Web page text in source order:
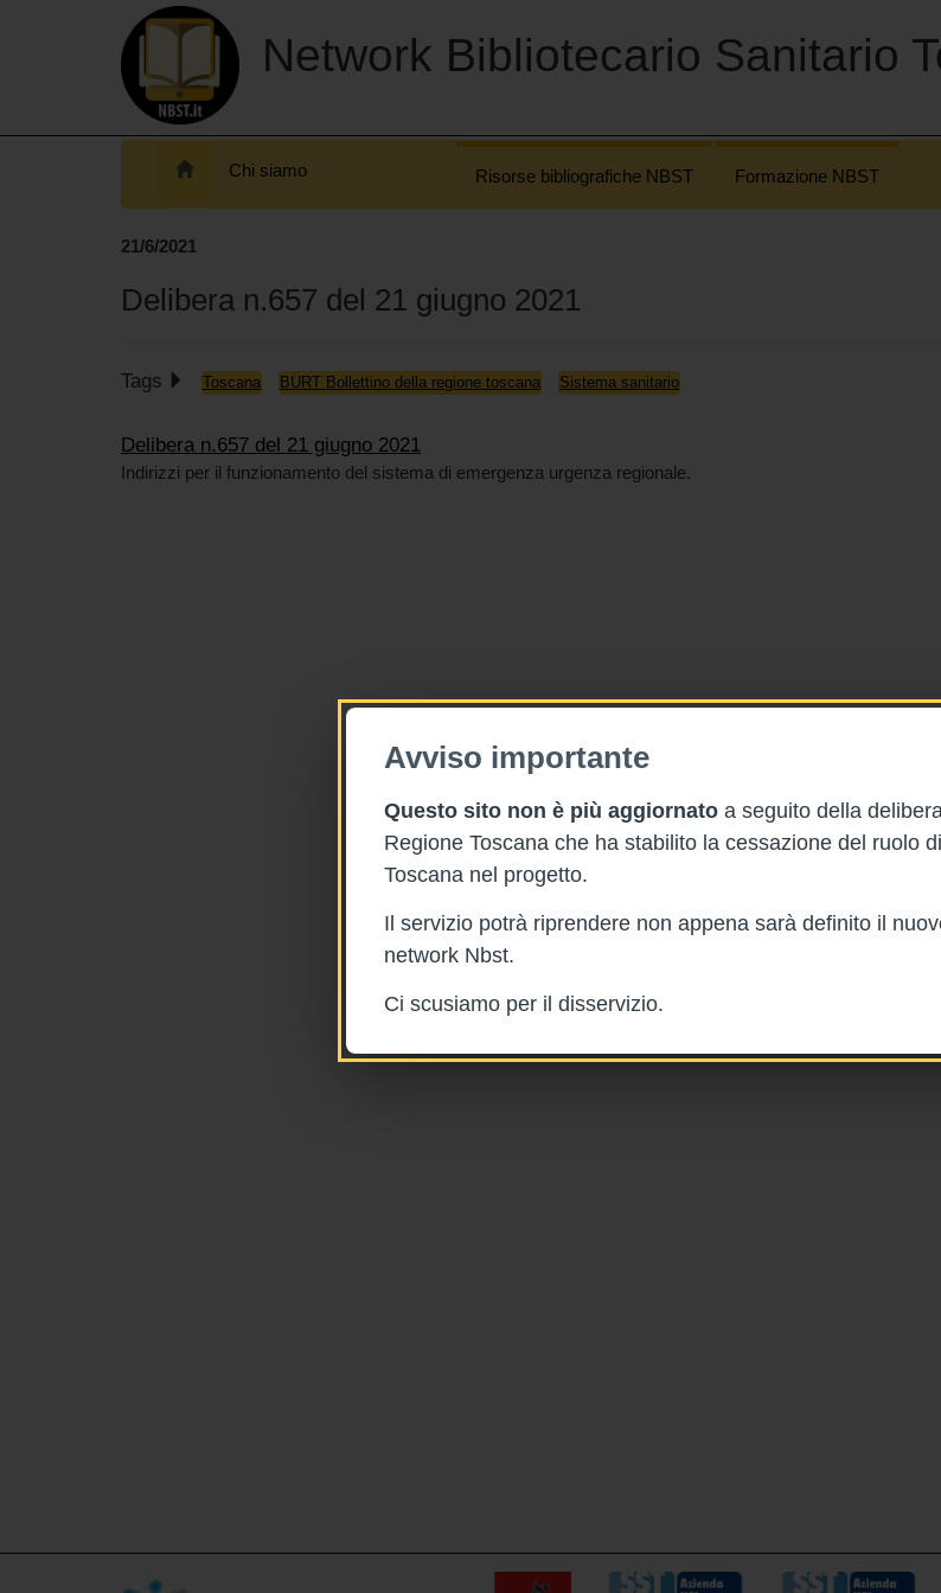
Avviso importante
Questo sito non è più aggiornato a seguito della
Regione Toscana che ha stabilito la cessazione del ruolo
Toscana nel progetto.
Il servizio potrà riprendere non appena sarà definito il
network Nbst.
Ci scusiamo per il disservizio.
Network Bibliotecario Sanitario
Chi siamo Risorse bibliografiche NBST Formazione NBST
21/6/2021
Delibera n.657 del 21 giugno 2021
Tags Toscana BURT Bollettino della regione toscana Sistema sanitario
Delibera n.657 del 21 giugno 2021
Indirizzi per il funzionamento del sistema di emergenza urgenza regionale.